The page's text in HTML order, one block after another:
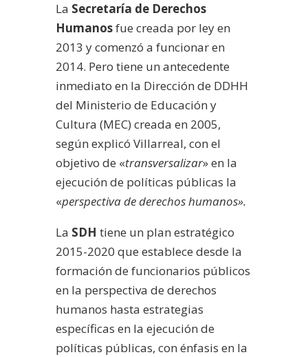
La Secretaría de Derechos
Humanosfue creada por ley en
2013 y comenzó a funcionar en
2014. Pero tiene un antecedente
inmediato en la Dirección de DDHH
del Ministerio de Educación y
Cultura (MEC) creada en 2005,
según explicó Villarreal, con el
objetivo de «transversalizar» en la
ejecución de políticas públicas la
«perspectiva de derechos humanos».
La SDH tiene un plan estratégico
2015-2020 que establece desde la
formación de funcionarios públicos
en la perspectiva de derechos
humanos hasta estrategias
específicas en la ejecución de
políticas públicas, con énfasis en la